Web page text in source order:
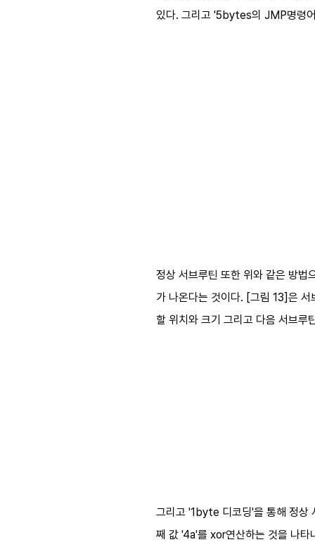
있다. 그리고 '5bytes의 JMP명령
정상 서브루틴 또한 위와 같은 방
가 나온다는 것이다. [그림 13]은
할 위치와 크기 그리고 다음 서브
그리고 '1byte 디코딩'을 통해 정상
째 값 '4a'를 xor연산하는 것을 나